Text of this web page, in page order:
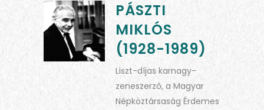
PÁSZTI
MIKLÓS
(1928-1989)
Liszt-díjas karnagy-
zeneszerző, a Magyar
Népköztársaság Érdemes